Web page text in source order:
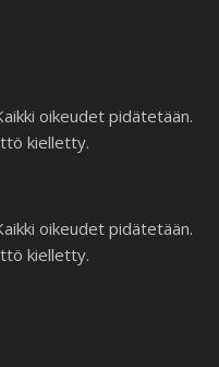
oikeudet pidätetään.
kielletty.
oikeudet pidätetään.
kielletty.